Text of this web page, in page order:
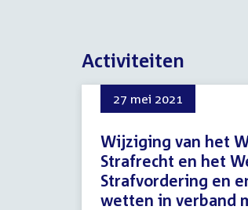
Activiteiten
27 mei 2021
Wijziging van het
Strafrecht en het
Strafvordering en
wetten in verband